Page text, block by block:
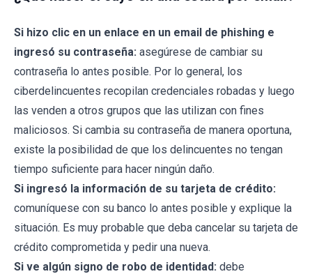
Si hizo clic en un enlace en un email de phishing e
ingresó su contraseña: asegúrese de cambiar su
contraseña lo antes posible. Por lo general, los
ciberdelincuentes recopilan credenciales robadas y luego
las venden a otros grupos que las utilizan con fines
maliciosos. Si cambia su contraseña de manera oportuna,
existe la posibilidad de que los delincuentes no tengan
tiempo suficiente para hacer ningún daño.
Si ingresó la información de su tarjeta de crédito:
comuníquese con su banco lo antes posible y explique la
situación. Es muy probable que deba cancelar su tarjeta de
crédito comprometida y pedir una nueva.
Si ve algún signo de robo de identidad: debe